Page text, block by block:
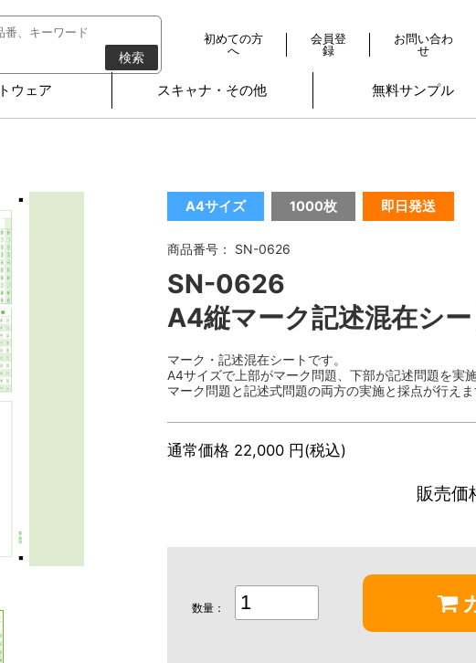
検索
初めての方
へ
会員登
録
お問い合わ
せ
ウェア スキャナ・その他 無料サンプル
A4サイズ 1000枚 即日発送
商品番号： SN-0626
SN-0626
A4縦マーク記述混在シ
マーク・記述混在シートです。
A4サイズで上部がマーク問題、下部が記述問題を実施
マーク問題と記述式問題の両方の実施と採点が行えま
通常価格 22,000 円(税込)
販売価
数量：